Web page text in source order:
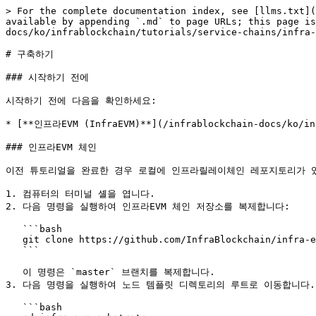
> For the complete documentation index, see [llms.txt](https://docs.infrablockchain.net/infrablockchain-docs/llms.txt). Markdown versions of documentation pages are available by appending `.md` to page URLs; this page is available as [Markdown](https://docs.infrablockchain.net/infrablockchain-docs/ko/infrablockchain/tutorials/service-chains/infra-evm-parachain/build.md).

# 구축하기

### 시작하기 전에

시작하기 전에 다음을 확인하세요:

* [**인프라EVM (InfraEVM)**](/infrablockchain-docs/ko/infrablockchain/service-chains/infra-evm-parachain.md)

### 인프라EVM 체인

이전 튜토리얼을 완료한 경우 로컬에 인프라릴레이체인 레포지토리가 있어야 합니다.

1. 컴퓨터의 터미널 셸을 엽니다.
2. 다음 명령을 실행하여 인프라EVM 체인 저장소를 복제합니다:

   ```bash
   git clone https://github.com/InfraBlockchain/infra-evm-parachain
   ```

   이 명령은 `master` 브랜치를 복제합니다.
3. 다음 명령을 실행하여 노드 템플릿 디렉토리의 루트로 이동합니다.

   ```bash
   cd infra-evm-substrate
   ```

   작업을 포함할 새 브랜치를 만듭니다:

   ```bash
   git switch -c my-learning-branch-yyyy-mm-dd
   ```

   `yyyy-mm-dd`를 원하는 식별 정보로 바꾸세요. 숫자로 된 연도-월-일 형식을 권장합니다. 예를 들어:

   ```bash
   git switch -c my-learning-branch-2023-03-01
   ```
4. 다음 명령을 실행하여 노드 템플릿을 컴파일합니다:

```bash
cargo build --release
```

최적화된 구축을 위해 항상 `--release` 플래그를 사용해야 합니다. 처음 컴파일하는 경우, 완료까지 시간이 다소 소요됩니다.

다음과 유사한 줄이 표시되면 완료입니다:

```bash
Finished release [optimized] target(s) in 11m 23s
```

### 로컬 노드 시작하기

노드가 컴파일되면 좀비넷을 사용하여 릴레이체인과 인프라DID 체인을 로컬 환경에서 구축할 준비가 되었습니다.

로컬 인프라DID 체인을 시작하려면 다음 단계를 따르세요:

1. 좀비넷 설정을 확인합니다

   ```bash
   cat zombienet-config.toml
   ```

   ```toml
    [relaychain]
    default_command = "../infra-relay-chain/target/release/infrablockspace"
    default_args = ["-lparachain=debug", "-l=xcm=trace"]
    chain = "infrablockspace-local"

    [[relaychain.nodes]]
    name = "alice"
    validator = true
    rpc_port = 7100
    ws_port = 7101

    [[relaychain.nodes]]
    name = "bob"
    validator = true
    rpc_port = 7200
    ws_port = 7201

    [[relaychain.nodes]]
    name = "charlie"
    validator = true
    rpc_port = 7300
    ws_port = 7301

    [[relaychain.nodes]]
    name = "dave"
    validator = true
    rpc_port = 7400
    ws_port = 7401

    [[relaychain.nodes]]
    name = "eve"
    validator = true
    rpc_port = 7500
    ws_port = 7501

    [[relaychain.nodes]]
    name = "ferdie"
    validator = true
    rpc_port = 7600
    ws_port = 7601

    [[parachains]]
    id = 1338
    chain = "local"
    cumulus_based = true

    # run alice & bob as parachain collator
    [[parachains.collators]]
    name = "alice"
    validator = true
    command = "./target/release/infra-evm"
    args = ["-lparachain=debug", "-l=xcm=trace"]
    rpc_port = 9800
    ws_port = 9801
   ```

   `[relaychain]`과 `[parachains]`의 `default_command` 경로가 실제 로컬에 존재하는 경로와 일치하는지 확인합니다.

   만약 일치하지 않는다면 로컬 환경에 맞게 변경해 줍니다.
2. 좀비넷을 실행하여 릴레이체인과 체인을 실행합니다.

   ```shell
   zombienet spawn --provider native zombienet-config.toml
   ```
3. 정상적으로 실행되었다면, 다음과 유사한 터미널 쉘을 확인할 수 있습니다.

   ![zombienet](/files/CuDmwUvdAzY62Ehvh5sZ)
4. (선택) 인프라EVM 체인의 노드를 확인하면 아래와 유사한 로그를 확인할 수 있습니다.